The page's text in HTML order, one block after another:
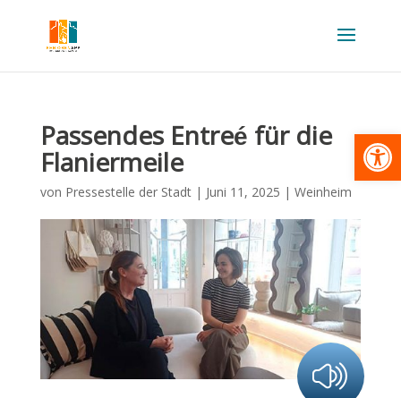
Passendes Entreé für die
Flaniermeile
von Pressestelle der Stadt| Juni 11, 2025 | Weinheim